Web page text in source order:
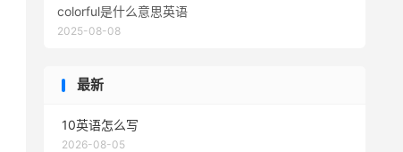
colorful是什么意思英语
2025-08-08
最新
10英语怎么写
2026-08-05